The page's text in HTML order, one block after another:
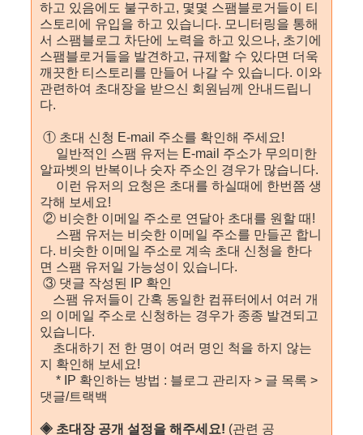
하고 있음에도 불구하고, 몇몇 스팸블로거들이 티
스토리에 유입을 하고 있습니다. 모니터링을 통해
서 스팸블로그 차단에 노력을 하고 있으나, 초기에
스팸블로거들을 발견하고, 규제할 수 있다면 더욱
깨끗한 티스토리를 만들어 나갈 수 있습니다. 이와
관련하여 초대장을 받으신 회원님께 안내드립니
다.
① 초대 신청 E-mail 주소를 확인해 주세요!
일반적인 스팸 유저는 E-mail 주소가 무의미한
알파벳의 반복이나 숫자 주소인 경우가 많습니다.
이런 유저의 요청은 초대를 하실때에 한번쯤 생
각해 보세요!
② 비슷한 이메일 주소로 연달아 초대를 원할 때!
스팸 유저는 비슷한 이메일 주소를 만들곤 합니
다. 비슷한 이메일 주소로 계속 초대 신청을 한다
면 스팸 유저일 가능성이 있습니다.
③ 댓글 작성된 IP 확인
스팸 유저들이 간혹 동일한 컴퓨터에서 여러 개
의 이메일 주소로 신청하는 경우가 종종 발견되고
있습니다.
초대하기 전 한 명이 여러 명인 척을 하지 않는
지 확인해 보세요!
* IP 확인하는 방법 : 블로그 관리자 > 글 목록 >
댓글/트랙백
◈ 초대장 공개 설정을 해주세요! (관련 공